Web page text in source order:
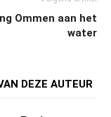
Ommen aan het
water
DEZE AUTEUR